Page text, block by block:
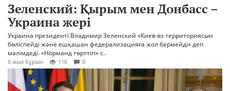
Зеленский: Қырым мен Донбасс –
Украина жері
Украина президенті Владимир Зеленский «Киев өз территориясын
бөліспейді және ешқашан федерализацияға жол бермейді» деп
мәлімдеді. «Норманд төрттігі» с..
6 жыл бұрын 116 0